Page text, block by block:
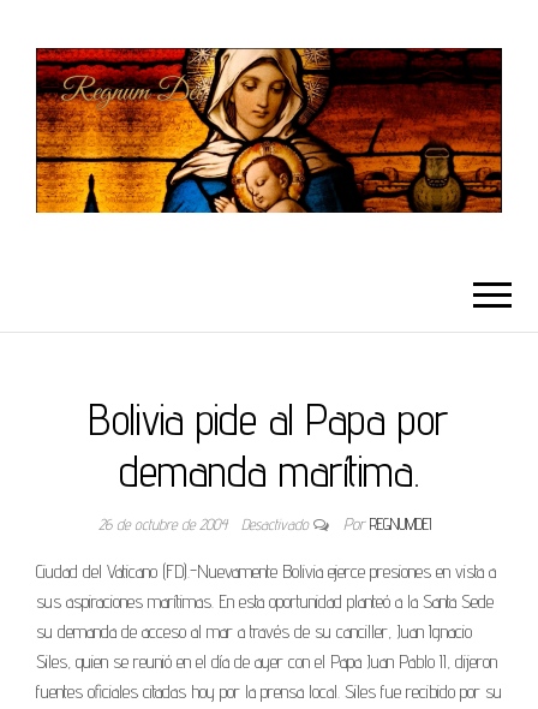
Bolivia pide al Papa por
demanda marítima.
26 de octubre de 2004 Desactivado Por REGNUMDEI
Ciudad del Vaticano (FD).-Nuevamente Bolivia ejerce presiones en vista a
sus aspiraciones marítimas. En esta oportunidad planteó a la Santa Sede
su demanda de acceso al mar a través de su canciller, Juan Ignacio
Siles, quien se reunió en el día de ayer con el Papa Juan Pablo II, dijeron
fuentes oficiales citadas hoy por la prensa local. Siles fue recibido por su